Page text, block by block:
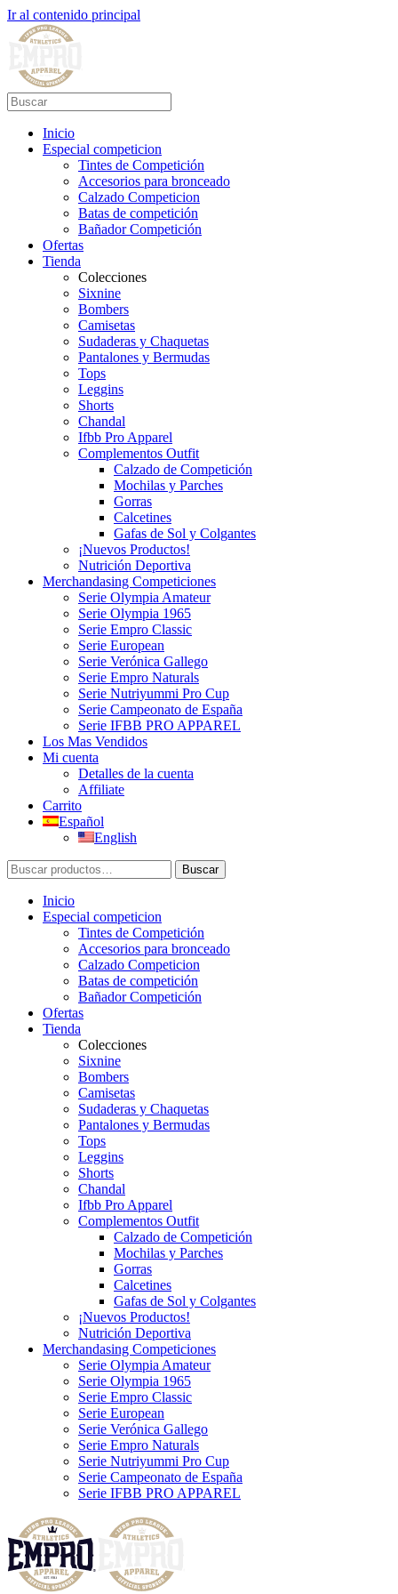
Ir al contenido principal
Inicio
Especial competicion
Tintes de Competición
Accesorios para bronceado
Calzado Competicion
Batas de competición
Bañador Competición
Ofertas
Tienda
Colecciones
Sixnine
Bombers
Camisetas
Sudaderas y Chaquetas
Pantalones y Bermudas
Tops
Leggins
Shorts
Chandal
Ifbb Pro Apparel
Complementos Outfit
Calzado de Competición
Mochilas y Parches
Gorras
Calcetines
Gafas de Sol y Colgantes
¡Nuevos Productos!
Nutrición Deportiva
Merchandasing Competiciones
Serie Olympia Amateur
Serie Olympia 1965
Serie Empro Classic
Serie European
Serie Verónica Gallego
Serie Empro Naturals
Serie Nutriyummi Pro Cup
Serie Campeonato de España
Serie IFBB PRO APPAREL
Los Mas Vendidos
Mi cuenta
Detalles de la cuenta
Affiliate
Carrito
Español
English
Buscar
por:
Buscar
Inicio
Especial competicion
Tintes de Competición
Accesorios para bronceado
Calzado Competicion
Batas de competición
Bañador Competición
Ofertas
Tienda
Colecciones
Sixnine
Bombers
Camisetas
Sudaderas y Chaquetas
Pantalones y Bermudas
Tops
Leggins
Shorts
Chandal
Ifbb Pro Apparel
Complementos Outfit
Calzado de Competición
Mochilas y Parches
Gorras
Calcetines
Gafas de Sol y Colgantes
¡Nuevos Productos!
Nutrición Deportiva
Merchandasing Competiciones
Serie Olympia Amateur
Serie Olympia 1965
Serie Empro Classic
Serie European
Serie Verónica Gallego
Serie Empro Naturals
Serie Nutriyummi Pro Cup
Serie Campeonato de España
Serie IFBB PRO APPAREL